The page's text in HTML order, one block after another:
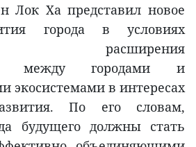
Лок Ха представил новое
города в условиях
расширения
между городами и
экосистемами в интересах
По его словам,
будущего должны стать